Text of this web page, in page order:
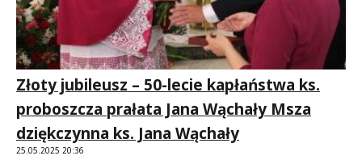
Złoty jubileusz – 50-lecie kapłaństwa ks.
proboszcza prałata Jana Wąchały Msza
dziękczynna ks. Jana Wąchały
25.05.2025 20:36